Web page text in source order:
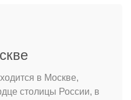
в Москве,
столицы России, в